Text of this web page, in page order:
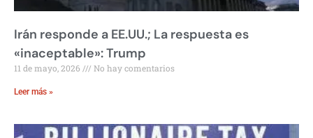
Irán responde a EE.UU.; La respuesta es
«inaceptable»: Trump
11 de mayo, 2026 No hay comentarios
Leer más »